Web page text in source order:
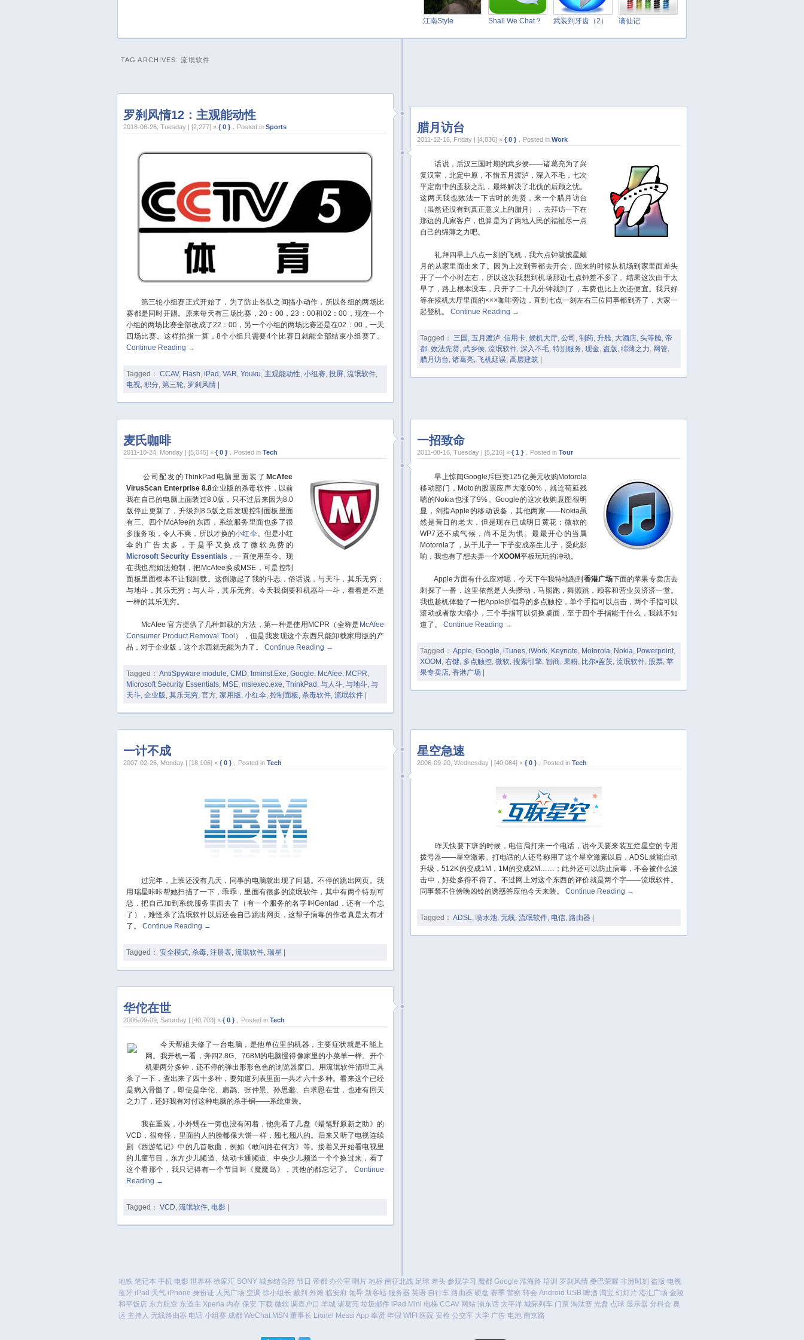
江南Style Shall We Chat？ 武装到牙齿（2） 谪仙记
TAG ARCHIVES:流氓软件
罗刹风情12：主观能动性
2018-06-26, Tuesday | [2,277] × { 0 } ，Posted in Sports
第三轮小组赛正式开始了，为了防止各队之间搞小动作，所以各组的两场比
赛都是同时开踢。原来每天有三场比赛，20：00，23：00和02：00，现在一个
小组的两场比赛全部改成了22：00，另一个小组的两场比赛还是在02：00，一天
四场比赛。这样掐指一算，8个小组只需要4个比赛日就能全部结束小组赛了。
Continue Reading →
Tagged： CCAV, Flash iPad VAR Youku 主观能动性 小组赛 投屏 流氓软件
电视 积分 第三轮 罗刹风情 |
腊月访台
2011-12-16, Friday | [4,836] × { 0 } ，Posted in Work
话说，后汉三国时期的武乡侯——诸葛亮为了兴
复汉室，北定中原，不惜五月渡泸，深入不毛，七次
平定南中的孟获之乱，最终解决了北伐的后顾之忧。
这两天我也效法一下古时的先贤，来一个腊月访台
（虽然还没有到真正意义上的腊月），去拜访一下在
那边的几家客户，也算是为了两地人民的福祉尽一点
自己的绵薄之力吧。
礼拜四早上八点一刻的飞机，我六点钟就披星戴
月的从家里面出来了。因为上次到帝都去开会，回来的时候从机场到家里面差头
开了一个小时左右，所以这次我想到机场那边七点钟差不多了。结果这次由于太
早了，路上根本没车，只开了二十几分钟就到了，车费也比上次还便宜。我只好
等在候机大厅里面的×××咖啡旁边，直到七点一刻左右三位同事都到齐了，大家一
起登机。
Continue Reading →
Tagged： 三国, 五月渡泸, 信用卡, 候机大厅, 公司 , 制药, 升舱, 大酒店, 头等舱, 帝
都, 效法先贤, 武乡侯, 流氓软件, 深入不毛, 特别服务, 现金, 盗版, 绵薄之力, 网管,
腊月访台, 诸葛亮, 飞机延误, 高层建筑 |
麦氏咖啡
2011-10-24, Monday | [5,045] × { 0 } ，Posted in Tech
公司配发的ThinkPad电脑里面装了 McAfee
VirusScan Enterprise 8.8企业版的杀毒软件，以前
我在自己的电脑上面装过8.0版，只不过后来因为8.0
版停止更新了，升级到8.5版之后发现控制面板里面
有三、四个McAfee的东西，系统服务里面也多了很
多服务项，令人不爽，所以才换的小红伞。但是小红
伞的广告太多，于是乎又换成了微软免费的
Microsoft Security Essentials ，一直使用至今。现
在我也想如法炮制，把McAfee换成MSE，可是控制
面板里面根本不让我卸载。这倒激起了我的斗志，俗话说，与天斗，其乐无穷；
与地斗，其乐无穷；与人斗，其乐无穷。今天我倒要和机器斗一斗，看看是不是
一样的其乐无穷。
McAfee 官方提供了几种卸载的方法，第一种是使用MCPR（全称是 McAfee
Consumer Product Removal Tool ），但是我发现这个东西只能卸载家用版的产
品，对于企业版，这个东西就无能为力了。
Continue Reading →
Tagged： AntiSpyware module CMD frminst.Exe Google McAfee MCPR
Microsoft Security Essentials MSE msiexec.exe ThinkPad 与人斗 与地斗 与
天斗 企业版 其乐无穷 官方 家用版 小红伞 控制面板 杀毒软件 流氓软件 |
一招致命
2011-08-16, Tuesday | [5,216] × { 1 } ，Posted in Tour
早上惊闻Google斥巨资125亿美元收购Motorola
移动部门，Moto的股票应声大涨60%，就连苟延残
喘的Nokia也涨了9%。Google的这次收购意图很明
显，剑指Apple的移动设备，其他两家——Nokia虽
然是昔日的老大，但是现在已成明日黄花；微软的
WP7还不成气候，尚不足为惧。最最开心的当属
Motorola了，从干儿子一下子变成亲生儿子，受此影
响，我也有了想去弄一个XOOM平板玩玩的冲动。
Apple方面有什么应对呢，今天下午我特地跑到 香港广场下面的苹果专卖店去
刺探了一番，这里依然是人头攒动，马照跑，舞照跳，顾客和营业员济济一堂。
我也趁机体验了一把Apple所倡导的多点触控，单个手指可以点击，两个手指可以
滚动或者放大缩小，三个手指可以切换桌面，至于四个手指能干什么，我就不知
道了。
Continue Reading →
Tagged： Apple Google iTunes iWork Keynote Motorola Nokia Powerpoint
XOOM 右键 多点触控 微软 搜索引擎 智商 果粉 比尔•盖茨 流氓软件 股票 苹
果专卖店 香港广场 |
一计不成
2007-02-26, Monday | [18,106] × { 0 } ，Posted in Tech
过完年，上班还没有几天，同事的电脑就出现了问题。不停的跳出网页。我
用瑞星咔咔帮她扫描了一下，乖乖，里面有很多的流氓软件，其中有两个特别可
恶，把自己加到系统服务里面去了（有一个服务的名字叫Gentad，还有一个忘
了），难怪杀了流氓软件以后还会自己跳出网页，这帮子病毒的作者真是太有才
了。
Continue Reading →
Tagged： 安全模式 杀毒 注册表 流氓软件 瑞星 |
星空急速
2006-09-20, Wednesday | [40,084] × { 0 } ，Posted in Tech
昨天快要下班的时候，电信局打来一个电话，说今天要来装互烂星空的专用
拨号器——星空激素。打电话的人还号称用了这个星空激素以后，ADSL就能自动
升级，512K的变成1M，1M的变成2M……；此外还可以防止病毒，不会被什么波
击中，好处多得不得了。不过网上对这个东西的评价就是两个字——流氓软件。
同事禁不住傍晚凶铃的诱惑答应他今天来装。
Continue Reading →
Tagged： ADSL 喷水池 无线 流氓软件 电信 路由器 |
华佗在世
2006-09-09, Saturday | [40,703] × { 0 } ，Posted in Tech
今天帮姐夫修了一台电脑，是他单位里的机器，主要症状就是不能上
网。我开机一看，奔四2.8G、768M的电脑慢得像家里的小菜羊一样。开个
机要两分多钟，还不停的弹出形形色色的浏览器窗口。用流氓软件清理工具
杀了一下，查出来了四十多种，要知道列表里面一共才六十多种。看来这个已经
是病入骨髓了，即使是华佗、扁鹊、张仲景、孙思邈、白求恩在世，也难有回天
之力了，还好我有对付这种电脑的杀手锏——系统重装。
我在重装，小外甥在一旁也没有闲着，他先看了几盘《蜡笔野原新之助》的
VCD，很奇怪，里面的人的脸都像大饼一样，翘七翘八的。后来又听了电视连续
剧《西游笔记》中的几首歌曲，例如《敢问路在何方》等。接着又开始看电视里
的儿童节目，东方少儿频道、炫动卡通频道、中央少儿频道一个个换过来，看了
这个看那个，我只记得有一个节目叫《魔魔岛》，其他的都忘记了。
Continue
Reading →
Tagged： VCD, 流氓软件, 电影 |
地铁 笔记本 手机 电影 世界杯 徐家汇 SONY 城乡结合部 节日 帝都 办公室 唱片 地标 南征北战 足球 差头 参观学习 魔都 Google 淮海路 培训 罗刹风情 桑巴荣耀 非洲时刻 盗版 电视
蓝牙 iPad 天气 iPhone 身份证 人民广场 空调 徐小组长 裁判 外滩 临安府 领导 新客站 服务器 英语 自行车 路由器 硬盘 赛季 警察 转会 Android USB 啤酒 淘宝 幻灯片 港汇广场 金陵
和平饭店 东方航空 东道主 Xperia 内存 保安 下载 微软 调查户口 羊城 诸葛亮 垃圾邮件 iPad Mini 电梯 CCAV 网站 浦东话 太平洋 城际列车 门票 淘汰赛 光盘 点球 显示器 分科会 奥
运 主持人 无线路由器 电话 小组赛 成都 WeChat MSN 董事长 Lionel Messi App 奉贤 年假 WIFI 医院 安检 公交车 大学 广告 电池 南京路